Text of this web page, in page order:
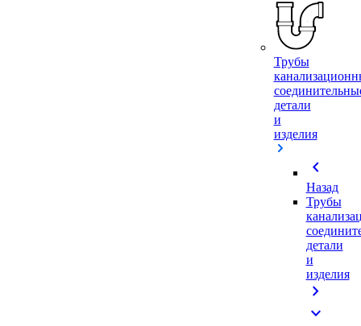
Трубы
детали
и
изделия
chevron_left
Назад
Трубы
детали
и
изделия
chevron_right
expand_more